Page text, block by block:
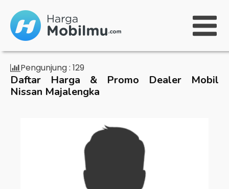
Pengunjung : 129
Daftar Harga & Promo Dealer Mobil
Nissan Majalengka